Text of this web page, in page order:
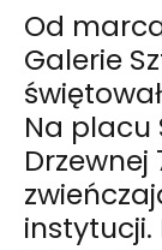
Od
Galerie
Na placu